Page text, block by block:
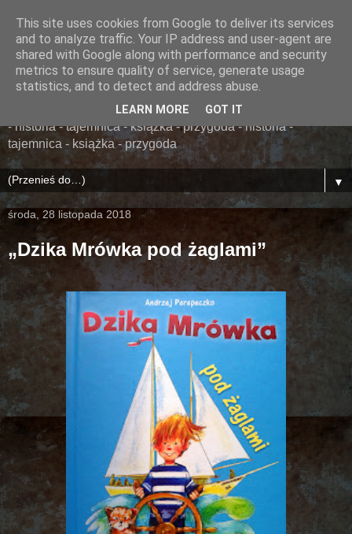
......... ZAPOMNIANA
BIBLIOTEKA ........
książka - przygoda - historia - tajemnica - książka - przygoda
- historia - tajemnica - książka - przygoda - historia -
tajemnica - książka - przygoda
▼
środa, 28 listopada 2018
„Dzika Mrówka pod żaglami”
This site uses cookies from Google to deliver its services
and to analyze traffic. Your IP address and user-agent are
shared with Google along with performance and security
metrics to ensure quality of service, generate usage
statistics, and to detect and address abuse.
LEARN MORE GOT IT